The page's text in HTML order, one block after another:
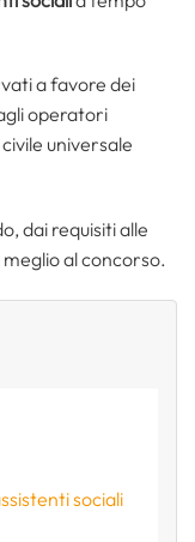
a favore dei
operatori
universale
dai requisiti alle
al concorso.
sociali